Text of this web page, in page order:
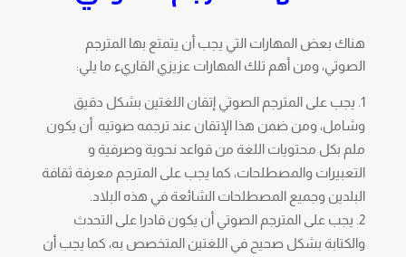
هناك بعض المهارات التي يجب أن يتمتع بها المترجم
الصوتي، ومن أهم تلك المهارات عزيزي القاريء ما يلي:
يجب على المترجم الصوتي إتقان اللغتين بشكل دقيق
وشامل، ومن ضمن هذا الإتقان عند ترجمه صوتيه أن يكون
ملم بكل محتويات اللغة من قواعد نحوية وصرفية و
التعبيرات والمصطلحات، كما يجب على المترجم معرفة ثقافة
البلدين وجميع المصطلحات الشائعة في هذه البلاد.
يجب على المترجم الصوتي أن يكون قادرا على التحدث
والكتابة بشكل صحيح في اللغتين المتخصص به، كما يجب أن